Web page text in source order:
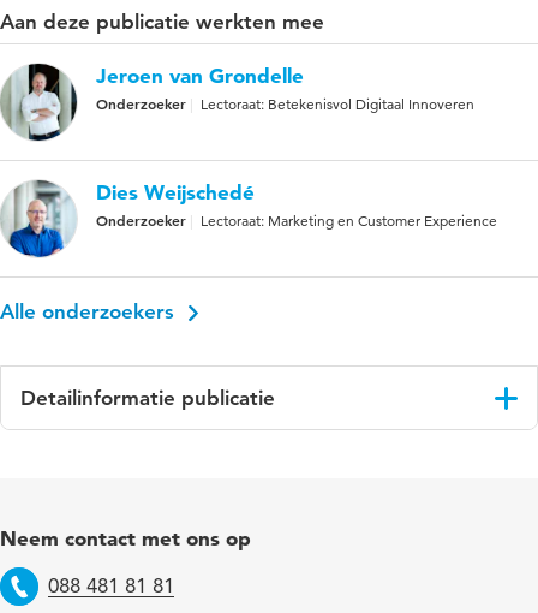
Aan deze publicatie werkten mee
Jeroen van Grondelle
Onderzoeker Lectoraat: Betekenisvol Digitaal Innoveren
Dies Weijschedé
Onderzoeker Lectoraat: Marketing en Customer Experience
Alle onderzoekers
Detailinformatie publicatie
Digital Object
Identifier
Neem contact met ons op
Telephone
088 481 81 81